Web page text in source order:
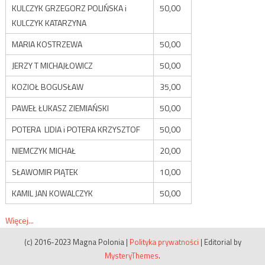
KULCZYK GRZEGORZ POLIŃSKA i
KULCZYK KATARZYNA
50,00
MARIA KOSTRZEWA
50,00
JERZY T MICHAJŁOWICZ
50,00
KOZIOŁ BOGUSŁAW
35,00
PAWEŁ ŁUKASZ ZIEMIAŃSKI
50,00
POTERA LIDIA i POTERA KRZYSZTOF
50,00
NIEMCZYK MICHAŁ
20,00
SŁAWOMIR PIĄTEK
10,00
KAMIL JAN KOWALCZYK
50,00
Więcej...
(c) 2016-2023 Magna Polonia | Polityka prywatności | Editorial by
MysteryThemes.